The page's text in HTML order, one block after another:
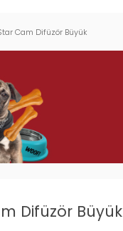
Cam Difüzör Büyük
Difüzör Büyük